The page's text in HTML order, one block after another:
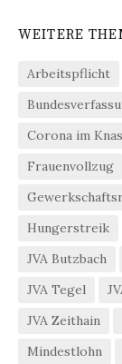
WEITERE
Arbeitspflicht
Corona im
Frauenvollzug
Hungerstreik
JVA Butzbach
JVA Tegel
JVA Zeithain
Mindestlohn